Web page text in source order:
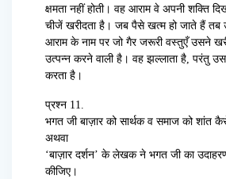
क्षमता नहीं होती। वह आराम वे अपनी शक्ति
चीजें खरीदता है। जब पैसे खत्म हो जाते हैं तब
आराम के नाम पर जो गैर जरूरी वस्तुएँ उसने
उत्पन्न करने वाली है। वह झल्लाता है, परंतु
करता है।
प्रश्न 11.
भगत जी बाज़ार को सार्थक व समाज को शांत
अथवा
‘बाज़ार दर्शन’ के लेखक ने भगत जी का
कीजिए।